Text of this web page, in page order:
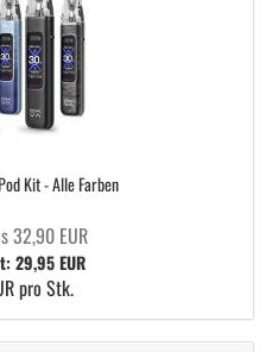
Kit - Alle Farben
32,90 EUR
29,95 EUR
pro Stk.